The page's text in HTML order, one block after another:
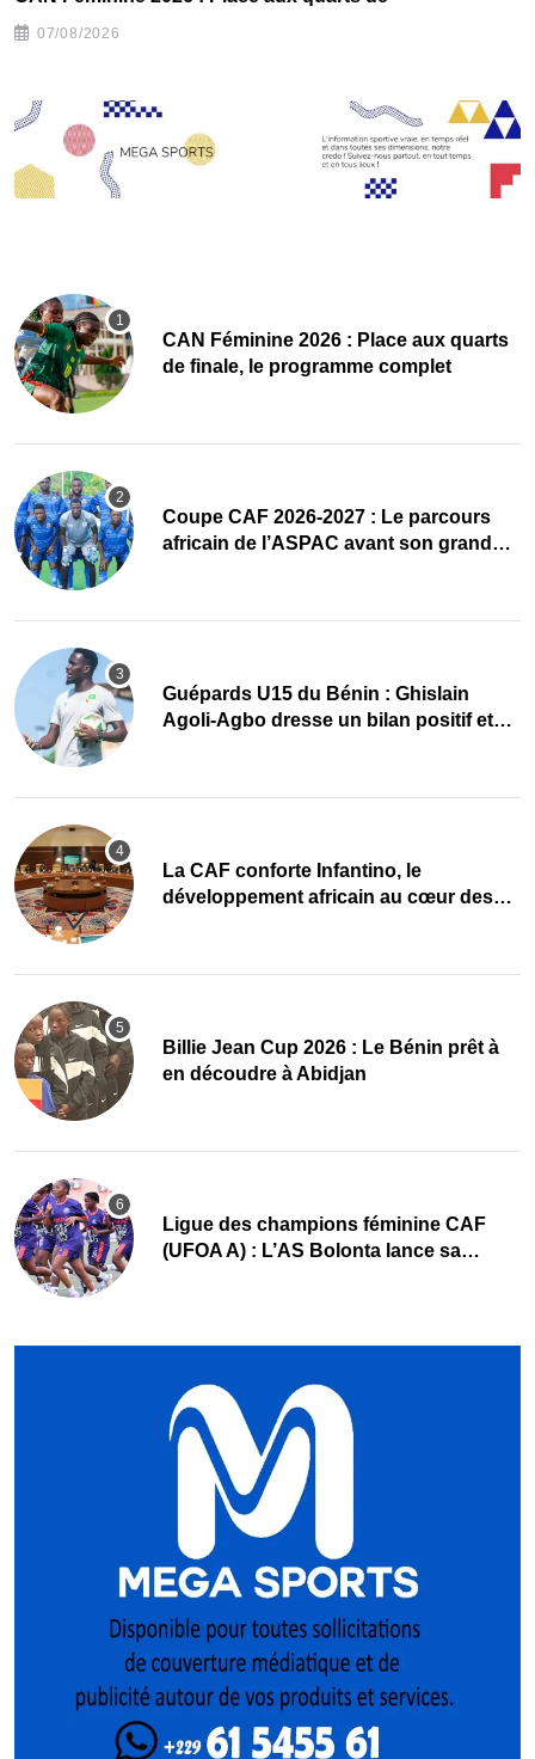
07/08/2026
CAN Féminine 2026 : Place aux quarts
de finale, le programme complet
Coupe CAF 2026-2027 : Le parcours
africain de l’ASPAC avant son grand
Guépards U15 du Bénin : Ghislain
Agoli-Agbo dresse un bilan positif et
La CAF conforte Infantino, le
développement africain au cœur des
Billie Jean Cup 2026 : Le Bénin prêt à
en découdre à Abidjan
Ligue des champions féminine CAF
(UFOA A) : L’AS Bolonta lance sa